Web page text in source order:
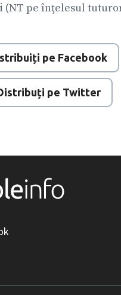
(NT pe înţelesul
pe Facebook
pe Twitter